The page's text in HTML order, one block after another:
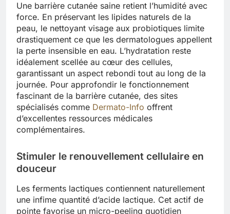
Une barrière cutanée saine retient l’humidité avec
force. En préservant les lipides naturels de la
peau, le nettoyant visage aux probiotiques limite
drastiquement ce que les dermatologues appellent
la perte insensible en eau. L’hydratation reste
idéalement scellée au cœur des cellules,
garantissant un aspect rebondi tout au long de la
journée. Pour approfondir le fonctionnement
fascinant de la barrière cutanée, des sites
spécialisés comme Dermato-Info offrent
d’excellentes ressources médicales
complémentaires.
Stimuler le renouvellement cellulaire en
douceur
Les ferments lactiques contiennent naturellement
une infime quantité d’acide lactique. Cet actif de
pointe favorise un micro-peeling quotidien